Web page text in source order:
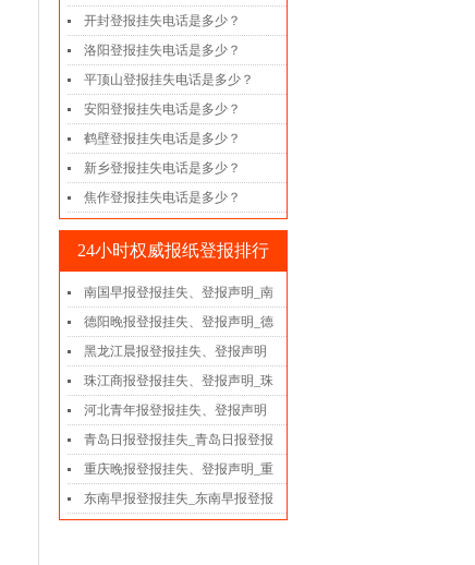
开封登报挂失电话是多少？
洛阳登报挂失电话是多少？
平顶山登报挂失电话是多少？
安阳登报挂失电话是多少？
鹤壁登报挂失电话是多少？
新乡登报挂失电话是多少？
焦作登报挂失电话是多少？
24小时权威报纸登报排行
南国早报登报挂失、登报声明_南
德阳晚报登报挂失、登报声明_德
黑龙江晨报登报挂失、登报声明
珠江商报登报挂失、登报声明_珠
河北青年报登报挂失、登报声明
青岛日报登报挂失_青岛日报登报
重庆晚报登报挂失、登报声明_重
东南早报登报挂失_东南早报登报